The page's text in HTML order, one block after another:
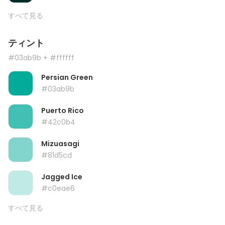
すべて見る
ティント
#03ab9b + #ffffff
Persian Green
#03ab9b
Puerto Rico
#42c0b4
Mizuasagi
#81d5cd
Jagged Ice
#c0eae6
すべて見る